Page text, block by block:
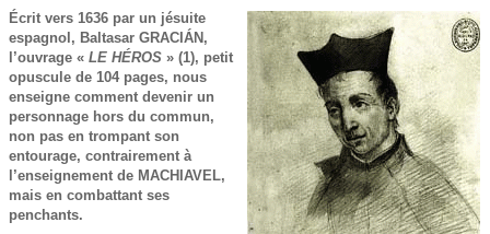
Écrit vers 1636 par un jésuite
espagnol, Baltasar GRACIÁN,
l’ouvrage «LE HÉROS » (1), petit
opuscule de 104 pages, nous
enseigne comment devenir un
personnage hors du commun,
non pas en trompant son
entourage, contrairement à
l’enseignement de MACHIAVEL,
mais en combattant ses
penchants.